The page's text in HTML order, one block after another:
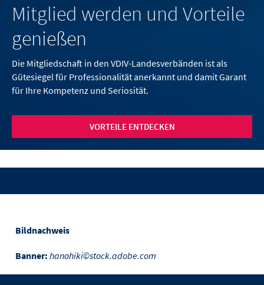
Mitglied werden und Vorteile
genießen
Die Mitgliedschaft in den VDIV-Landesverbänden ist als
Gütesiegel für Professionalität anerkannt und damit Garant
für Ihre Kompetenz und Seriosität.
VORTEILE ENTDECKEN
Bildnachweis
Banner: hanohiki©stock.adobe.com